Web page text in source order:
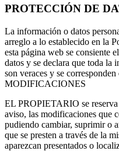
PROTECCIÓN DE
La información o datos
arreglo a lo establecido en la
esta página web se consiente
datos y se declara que toda la
son veraces y se
MODIFICACIONES
EL PROPIETARIO se
aviso, las modificaciones que
pudiendo cambiar, suprimir o
que se presten a través de la
aparezcan presentados o